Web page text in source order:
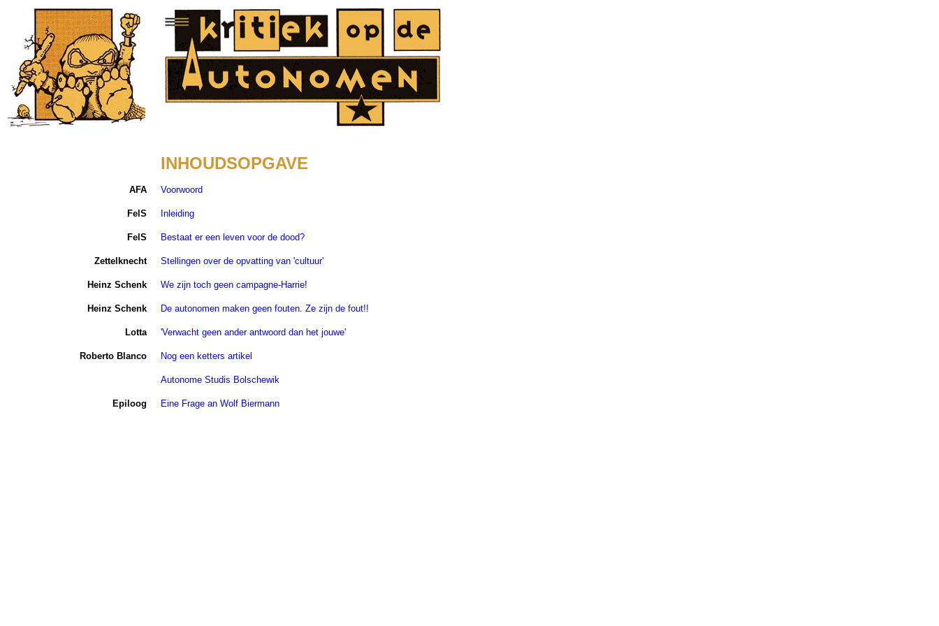
INHOUDSOPGAVE
AFA Voorwoord
FelS Inleiding
FelS Bestaat er een leven voor de dood?
Zettelknecht Stellingen over de opvatting van 'cultuur'
Heinz Schenk We zijn toch geen campagne-Harrie!
Heinz Schenk De autonomen maken geen fouten. Ze zijn de fout!!
Lotta 'Verwacht geen ander antwoord dan het jouwe'
Roberto Blanco Nog een ketters artikel
Autonome Studis Bolschewik
Epiloog Eine Frage an Wolf Biermann